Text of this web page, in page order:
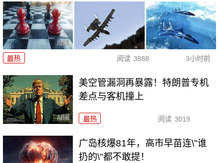
最热 阅读 3888 3小时前
美空管漏洞再暴露！特朗普专机
差点与客机撞上
最热 阅读 3019
广岛核爆81年，高市早苗连\"谁
扔的\"都不敢提！